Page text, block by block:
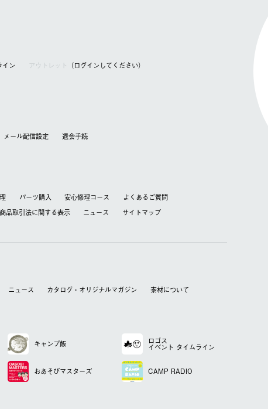
イン アウトレット （ログインしてください）
メール配信設定 退会⼿続
パーツ購入 安心修理コース
よくあるご質問
品取引法に関する表⽰ ニュース サイトマップ
ニュース カタログ・オリジナルマガジン 素材について
キャンプ飯 ロゴス
イベント タイムライン
おあそびマスターズ CAMP RADIO